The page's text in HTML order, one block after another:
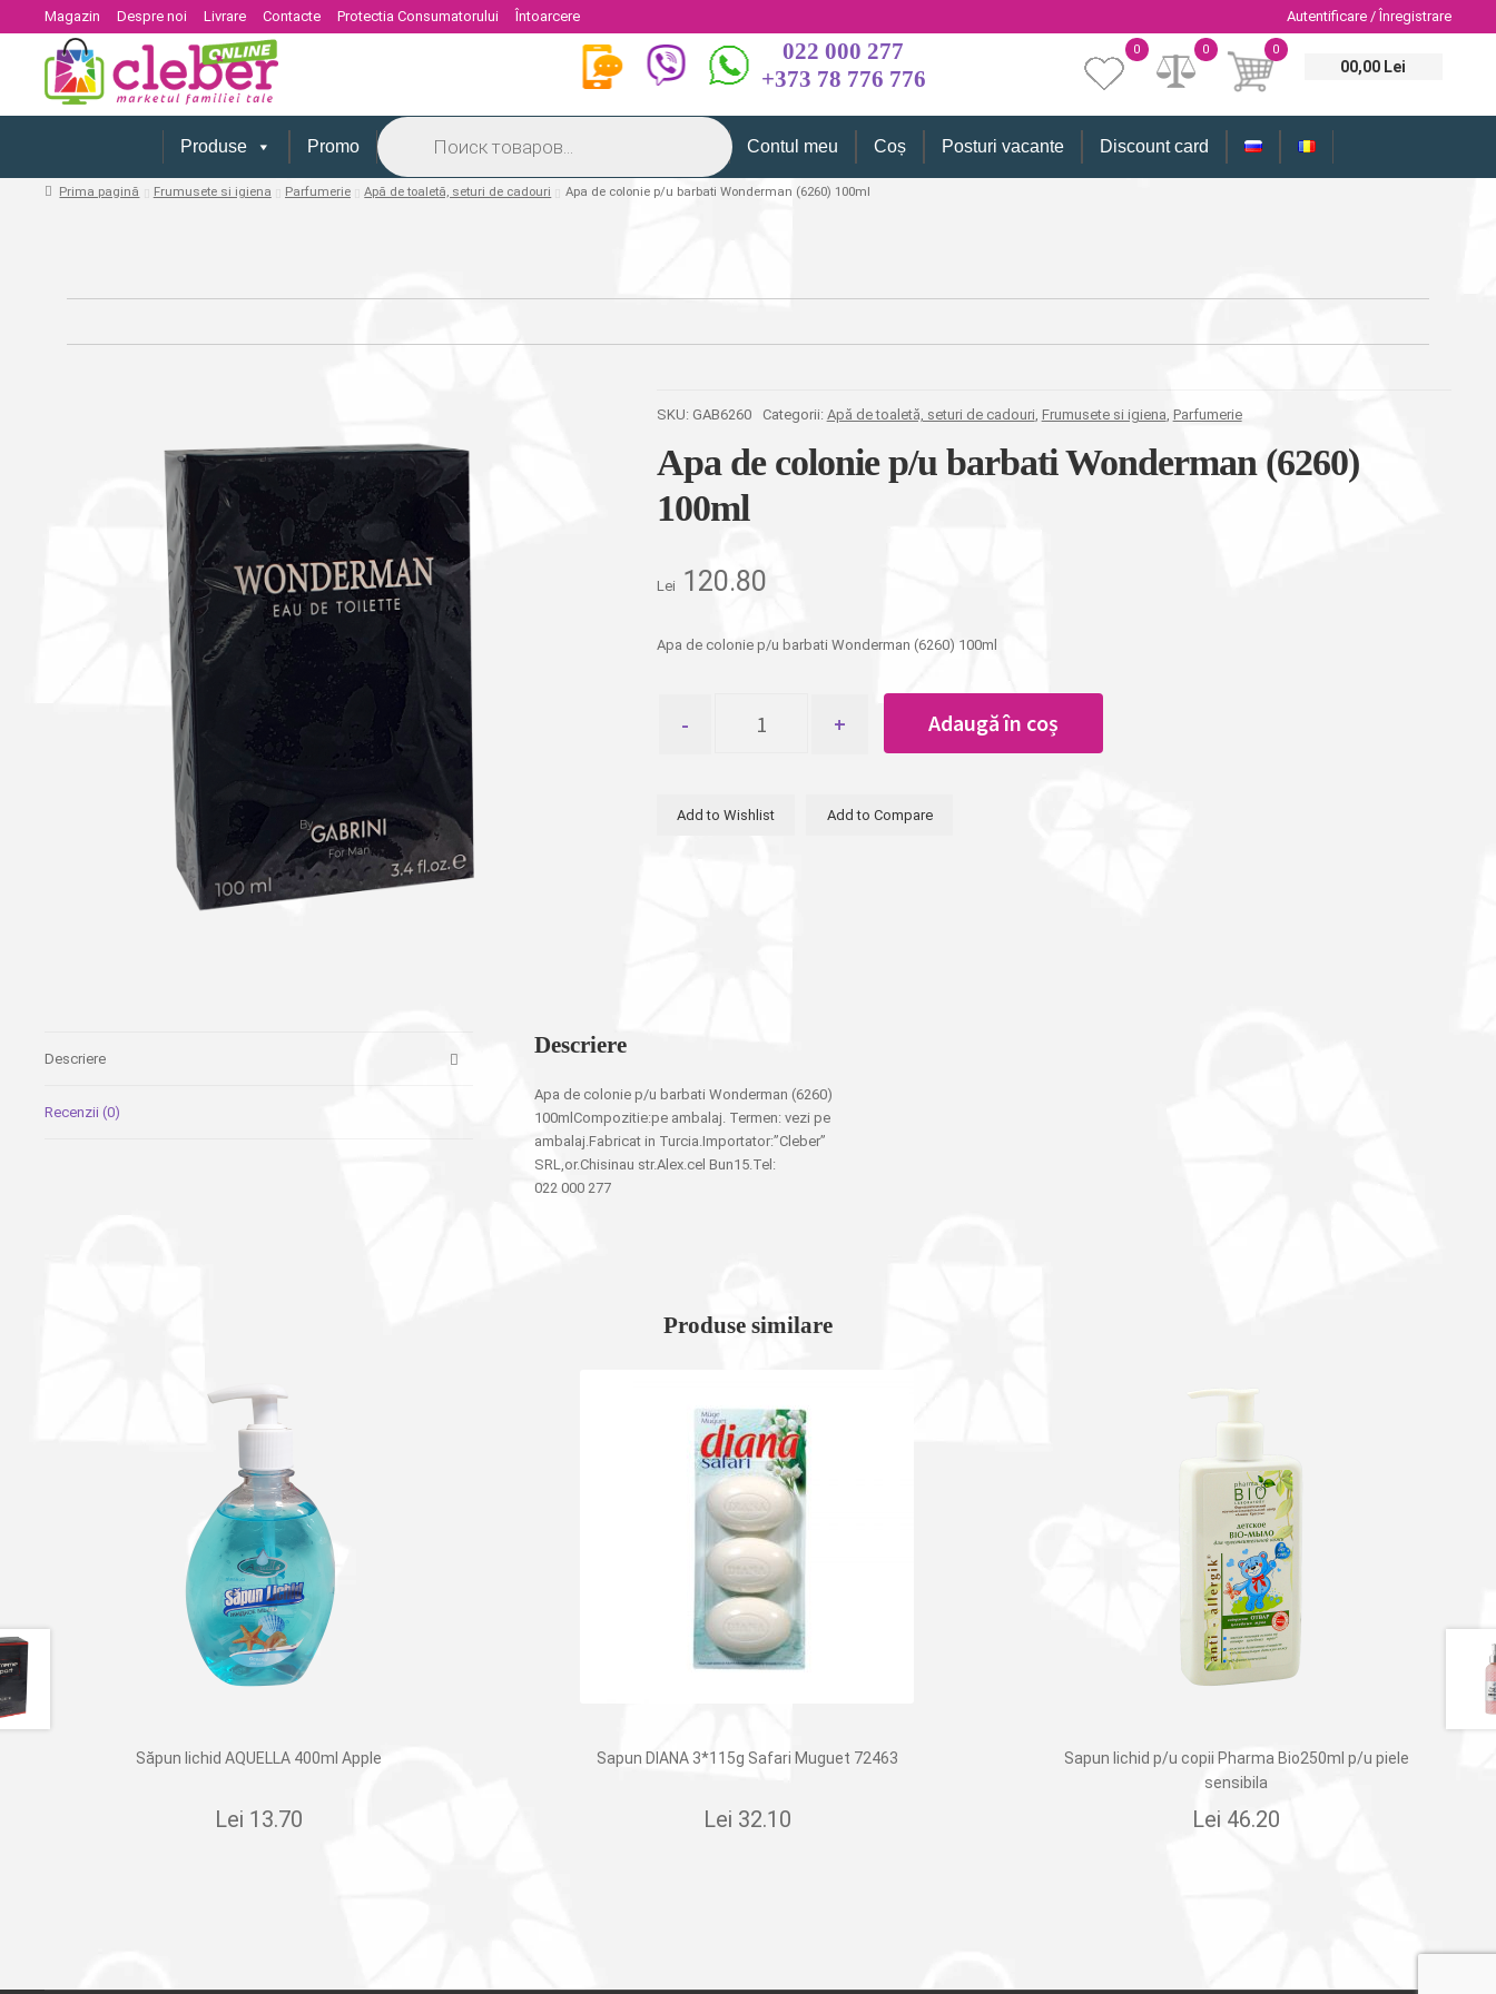
Magazin Despre noi Livrare Contacte Protectia Consumatorului Întoarcere Autentificare / Înregistrare
022 000 277
+373 78 776 776
0
00,00 Lei
0
0
Produse Promo
Products
search
Contul meu Coș Posturi vacante Discount card
Prima pagină Frumusete si igiena Parfumerie Apă de toaletă, seturi de cadouri Apa de colonie p/u barbati Wonderman (6260) 100ml
SKU: GAB6260 Categorii: Apă de toaletă, seturi de cadouri, Frumusete si igiena, Parfumerie
Apa de colonie p/u barbati Wonderman (6260)
100ml
Lei 120.80
Apa de colonie p/u barbati Wonderman (6260) 100ml
barbati
Adaugă în coș
Add to Wishlist Add to Compare
Descriere
Recenzii (0)
Descriere
Apa de colonie p/u barbati Wonderman (6260)
100mlCompozitie:pe ambalaj. Termen: vezi pe
ambalaj.Fabricat in Turcia.Importator:”Cleber”
SRL,or.Chisinau str.Alex.cel Bun15.Tel:
022 000 277
Produse similare
Săpun lichid AQUELLA 400ml Apple
Lei 13.70
Sapun DIANA 3*115g Safari Muguet 72463
Lei 32.10
Sapun lichid p/u copii Pharma Bio250ml p/u piele
sensibila
Lei 46.20